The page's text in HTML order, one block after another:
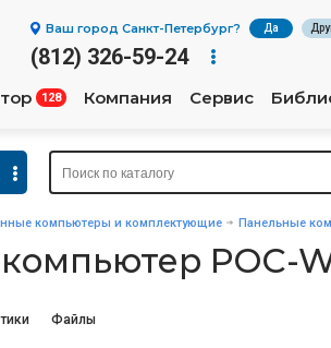
Ваш город Санкт-Петербург? Да
(812) 326-59-24
128 Компания Сервис
компьютеры и комплектующие Панельные
POC-
Файлы